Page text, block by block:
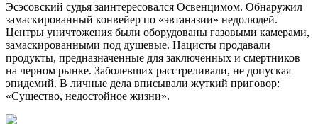
Эсэсовский судья заинтересовался Освенцимом. Обнаружил
замаскированный конвейер по «эвтаназии» недолюдей.
Центры уничтожения были оборудованы газовыми камерами,
замаскированными под душевые. Нацисты продавали
продукты, предназначенные для заключённых и смертников
на черном рынке. Заболевших расстреливали, не допуская
эпидемий. В личные дела вписывали жуткий приговор:
«Существо, недостойное жизни».